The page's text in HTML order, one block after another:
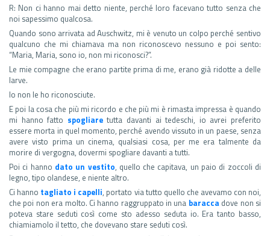
R: Non ci hanno mai detto niente, perché loro facevano tutto senza che
noi sapessimo qualcosa.
Quando sono arrivata ad Auschwitz, mi è venuto un colpo perché sentivo
qualcuno che mi chiamava ma non riconoscevo nessuno e poi sento:
“Maria, Maria, sono io, non mi riconosci?”.
Le mie compagne che erano partite prima di me, erano già ridotte a delle
larve.
Io non le ho riconosciute.
E poi la cosa che più mi ricordo e che più mi è rimasta impressa è quando
mi hanno fatto spogliaretutta davanti ai tedeschi, io avrei preferito
essere morta in quel momento, perché avendo vissuto in un paese, senza
avere visto prima un cinema, qualsiasi cosa, per me era talmente da
morire di vergogna, dovermi spogliare davanti a tutti.
Poi ci hanno dato un vestito, quello che capitava, un paio di zoccoli di
legno, tipo olandese, e niente altro.
Ci hanno tagliato i capelli, portato via tutto quello che avevamo con noi,
che poi non era molto. Ci hanno raggruppato in una baraccadove non si
poteva stare seduti così come sto adesso seduta io. Era tanto basso,
chiamiamolo il tetto, che dovevano stare seduti così.